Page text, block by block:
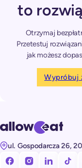
to
Otrzymaj
Przetestuj
jak możesz
Wypróbuj
ul. Gospodarcza 26,
Obserwuj nas na
Obserwuj nas na
Obserwuj